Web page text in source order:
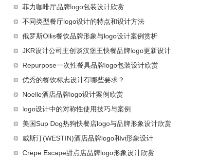
菲力咖啡厅品牌logo包装设计欣赏
不同类型餐厅logo设计的特点和设计方法
俄罗斯Ollis餐饮品牌形象与logo设计案例赏析
JKR设计公司主创谈汉堡王快餐品牌logo更新设计
Repurpose一次性餐具品牌logo包装设计欣赏
优秀的餐饮标志设计有哪些要求？
Noelle酒店品牌logo设计案例欣赏
logo设计中的对称性使用技巧与案例
美国Sup Dog热狗快餐店logo与品牌形象设计欣赏
威斯汀(WESTIN)酒店品牌logo和vi形象设计
Crepe Escape甜点店品牌logo形象设计欣赏